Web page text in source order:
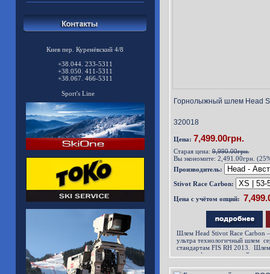
Киев пер. Куренёвский 4/8
+38.044. 233-5311
+38.050. 411-5311
+38.067. 466-5311
Sport's Line
Горнолыжный шлем Head
320018
Цена: 7,499.00грн.
Старая цена:9,990.00грн.
Вы экономите: 2,491.00грн.
Производитель:
Stivot Race Carbon:
Цена с учётом опций:
Шлем Head Stivot Race Carbon
ультра технологичный шлем
стандартам FIS RH 2013.
голографическую наклейку и
со сл